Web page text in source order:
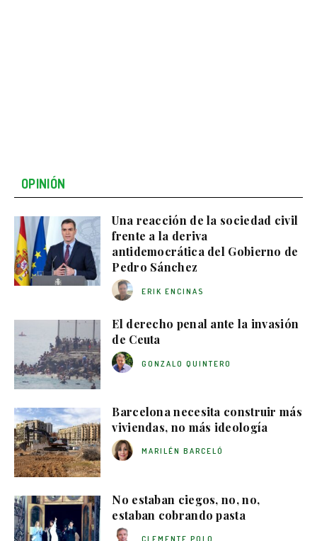
OPINIÓN
Una reacción de la sociedad civil
frente a la deriva
antidemocrática del Gobierno de
Pedro Sánchez
ERIK ENCINAS
El derecho penal ante la invasión
de Ceuta
GONZALO QUINTERO
Barcelona necesita construir más
viviendas, no más ideología
MARILÉN BARCELÓ
No estaban ciegos, no, no,
estaban cobrando pasta